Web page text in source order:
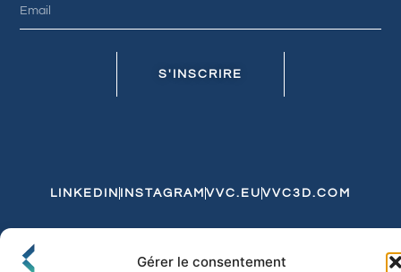
Gérer le consentement
S'INSCRIRE
LINKEDIN INSTAGRAM VVC.EU VVC3D.COM
Politique de Confidentialité et de CookiesExpédition et Livraison